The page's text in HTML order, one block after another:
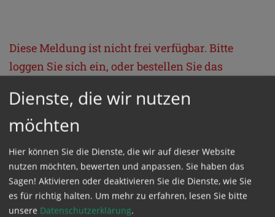
Diese Meldung ist nicht frei verfügbar. Bitte
loggen Sie sich ein, oder bestellen Sie das
GESCHÜTZTER BEREICH
Bitte melden Sie sich mit Ihrem Benutzernamen
und Passwort an.
Dienste, die wir nutzen
möchten
Hier können Sie die Dienste, die wir auf dieser Website
nutzen möchten, bewerten und anpassen. Sie haben das
Sagen! Aktivieren oder deaktivieren Sie die Dienste, wie Sie
es für richtig halten. Um mehr zu erfahren, lesen Sie bitte
unsere Datenschutzerklärung.